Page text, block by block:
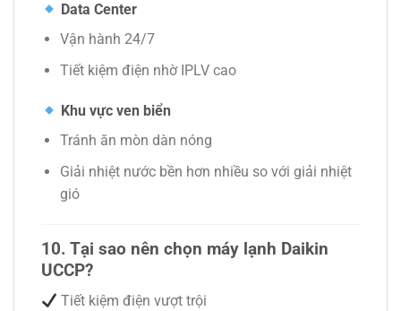
Data Center
Vận hành 24/7
Tiết kiệm điện nhờ IPLV cao
Khu vực ven biển
Tránh ăn mòn dàn nóng
Giải nhiệt nước bền hơn nhiều so với giải nhiệt
gió
10. Tại sao nên chọn máy lạnh Daikin
UCCP?
Tiết kiệm điện vượt trội